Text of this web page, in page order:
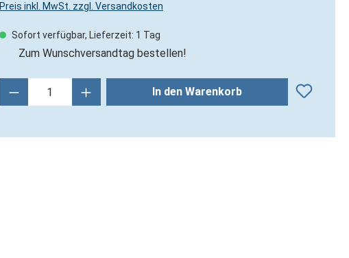
Preis inkl. MwSt. zzgl. Versandkosten
Sofort verfügbar, Lieferzeit: 1 Tag
Zum Wunschversandtag bestellen!
Produkt Anzahl: Gib den gewünschten Wert
In den Warenkorb